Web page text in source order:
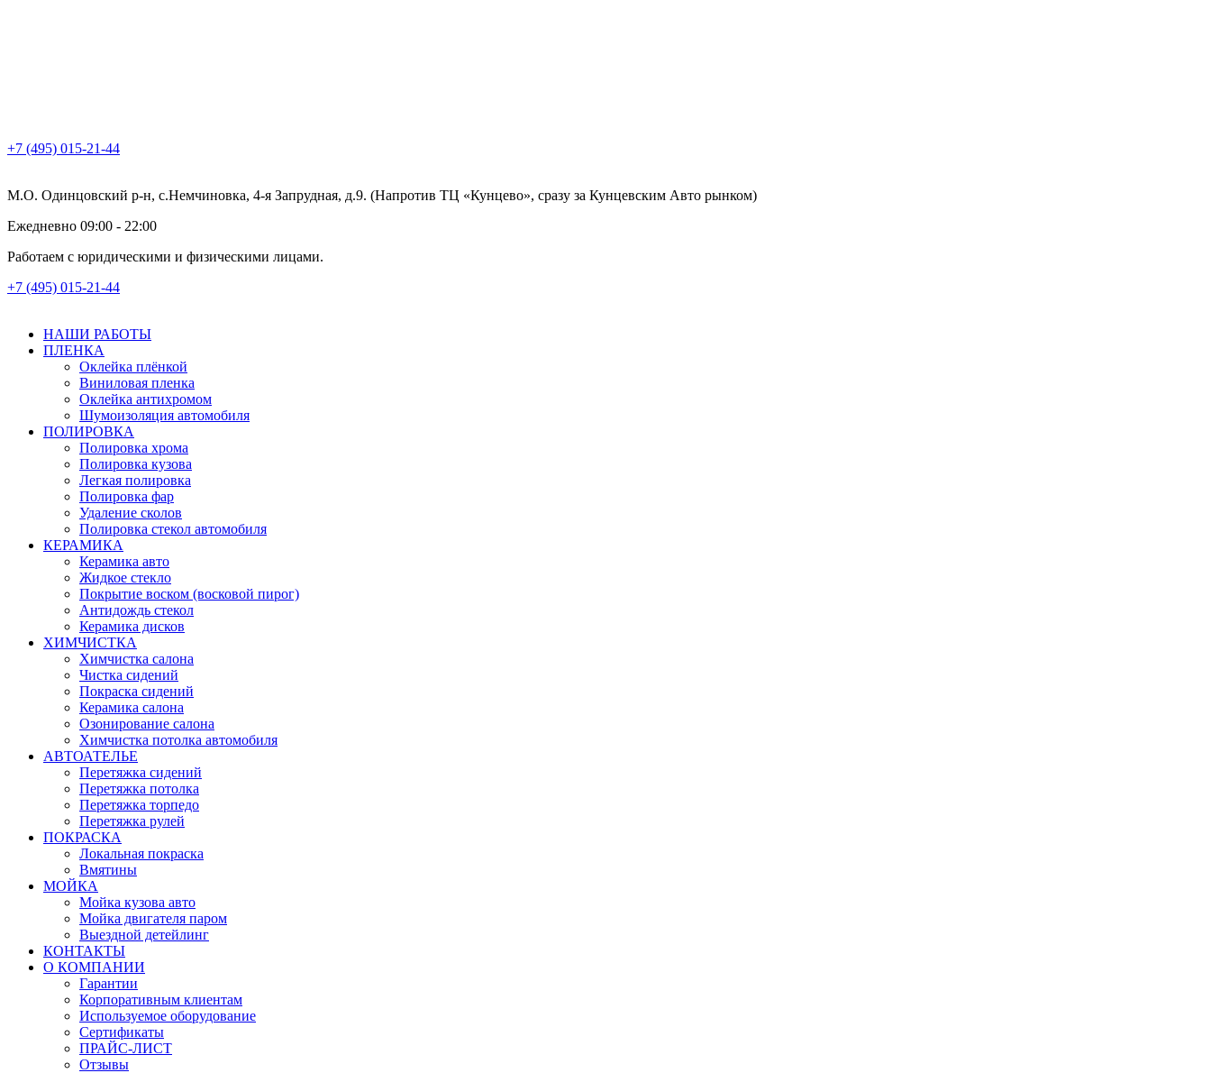
+7 (495) 015-21-44
М.О. Одинцовский р-н, с.Немчиновка, 4-я Запрудная, д.9. (Напротив ТЦ «Кунцево», сразу за Кунцевским Авто рынком)
Ежедневно 09:00 - 22:00
Работаем с юридическими и физическими лицами.
+7 (495) 015-21-44
НАШИ РАБОТЫ
ПЛЕНКА
Оклейка плёнкой
Виниловая пленка
Оклейка антихромом
Шумоизоляция автомобиля
ПОЛИРОВКА
Полировка хрома
Полировка кузова
Легкая полировка
Полировка фар
Удаление сколов
Полировка стекол автомобиля
КЕРАМИКА
Керамика авто
Жидкое стекло
Покрытие воском (восковой пирог)
Антидождь стекол
Керамика дисков
ХИМЧИСТКА
Химчистка салона
Чистка сидений
Покраска сидений
Керамика салона
Озонирование салона
Химчистка потолка автомобиля
АВТОАТЕЛЬЕ
Перетяжка сидений
Перетяжка потолка
Перетяжка торпедо
Перетяжка рулей
ПОКРАСКА
Локальная покраска
Вмятины
МОЙКА
Мойка кузова авто
Мойка двигателя паром
Выездной детейлинг
КОНТАКТЫ
О КОМПАНИИ
Гарантии
Корпоративным клиентам
Используемое оборудование
Сертификаты
ПРАЙС-ЛИСТ
Отзывы